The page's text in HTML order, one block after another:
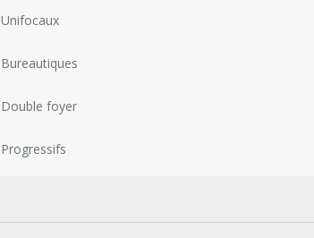
Unifocaux
Bureautiques
Double foyer
Progressifs